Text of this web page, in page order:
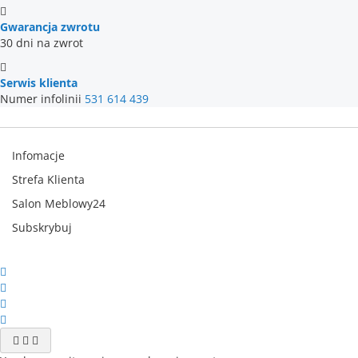
Gwarancja zwrotu
30 dni na zwrot
Serwis klienta
Numer infolinii 531 614 439
Infomacje
Strefa Klienta
Salon Meblowy24
Subskrybuj